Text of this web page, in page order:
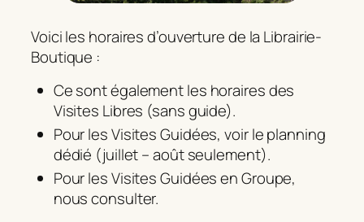
Voici les horaires d’ouverture de la Librairie-
Boutique :
Ce sont également les horaires des
Visites Libres (sans guide).
Pour les Visites Guidées, voir le planning
dédié (juillet – août seulement).
Pour les Visites Guidées en Groupe,
nous consulter.